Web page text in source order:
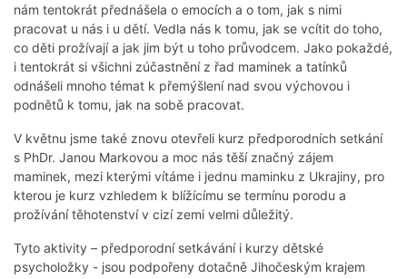
nám tentokrát přednášela o emocích a o tom, jak s nimi
pracovat u nás i u dětí. Vedla nás k tomu, jak se vcítit do toho,
co děti prožívají a jak jim být u toho průvodcem. Jako pokaždé,
i tentokrát si všichni zúčastnění z řad maminek a tatínků
odnášeli mnoho témat k přemýšlení nad svou výchovou i
podnětů k tomu, jak na sobě pracovat.
V květnu jsme také znovu otevřeli kurz předporodních setkání
s PhDr. Janou Markovou a moc nás těší značný zájem
maminek, mezi kterými vítáme i jednu maminku z Ukrajiny, pro
kterou je kurz vzhledem k blížícímu se termínu porodu a
prožívání těhotenství v cizí zemi velmi důležitý.
Tyto aktivity – předporodní setkávání i kurzy dětské
psycholožky - jsou podpořeny dotačně Jihočeským krajem